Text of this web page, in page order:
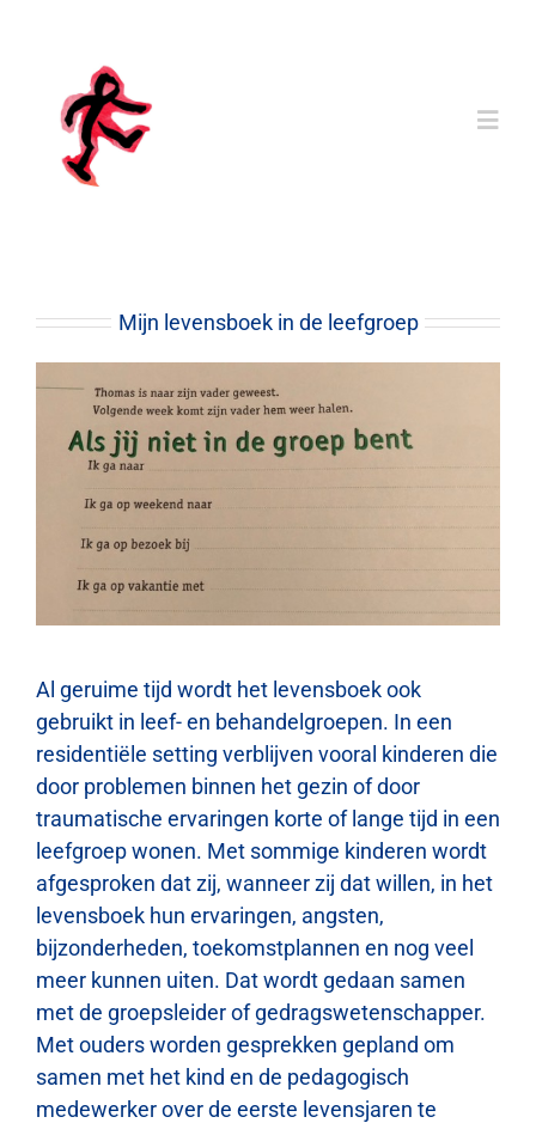
Bibliotheek
Vragen
Zoeken
naar:
Mijn levensboek in de leefgroep
Al geruime tijd wordt het levensboek ook
gebruikt in leef- en behandelgroepen. In een
residentiële setting verblijven vooral kinderen die
door problemen binnen het gezin of door
traumatische ervaringen korte of lange tijd in een
leefgroep wonen. Met sommige kinderen wordt
afgesproken dat zij, wanneer zij dat willen, in het
levensboek hun ervaringen, angsten,
bijzonderheden, toekomstplannen en nog veel
meer kunnen uiten. Dat wordt gedaan samen
met de groepsleider of gedragswetenschapper.
Met ouders worden gesprekken gepland om
samen met het kind en de pedagogisch
medewerker over de eerste levensjaren te